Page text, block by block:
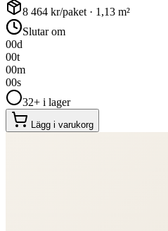
8 464 kr/paket · 1,13 m²
Slutar om
00d
00t
00m
00s
32+ i lager
Lägg i varukorg